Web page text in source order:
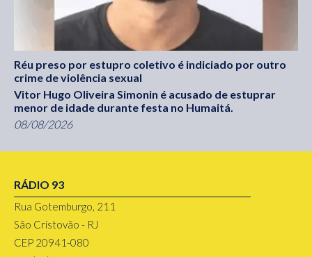
Réu preso por estupro coletivo é indiciado por outro
crime de violência sexual
Vitor Hugo Oliveira Simonin é acusado de estuprar
menor de idade durante festa no Humaitá.
08/08/2026
RÁDIO 93
Rua Gotemburgo, 211
São Cristovão - RJ
CEP 20941-080